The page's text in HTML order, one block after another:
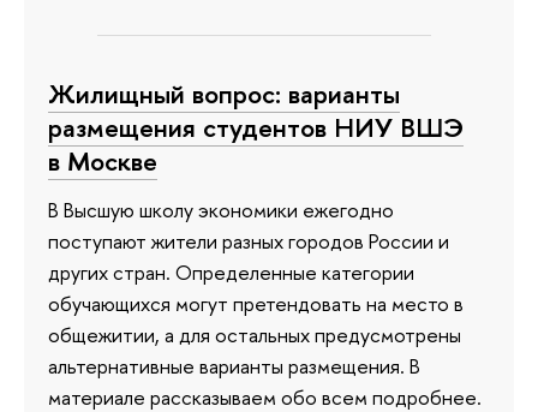
Жилищный вопрос: варианты
размещения студентов НИУ ВШЭ
в Москве
В Высшую школу экономики ежегодно
поступают жители разных городов России и
других стран. Определенные категории
обучающихся могут претендовать на место в
общежитии, а для остальных предусмотрены
альтернативные варианты размещения. В
материале рассказываем обо всем подробнее.